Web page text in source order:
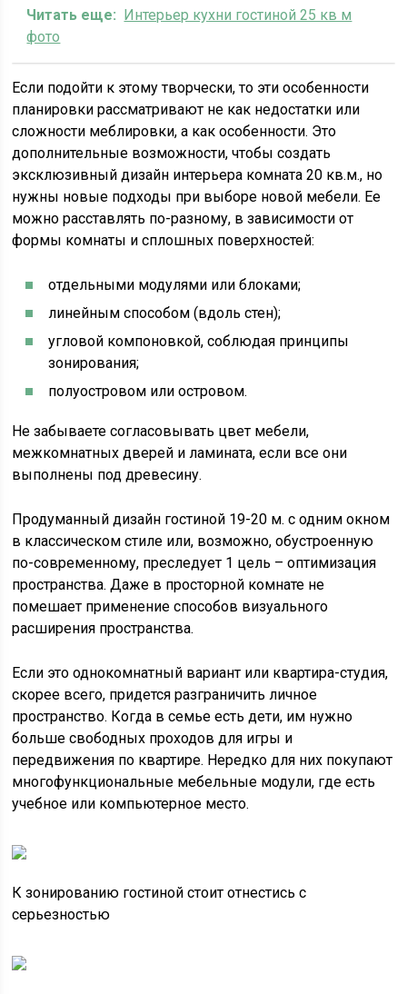
Читать еще: Интерьер кухни гостиной 25 кв м
фото
Если подойти к этому творчески, то эти особенности
планировки рассматривают не как недостатки или
сложности меблировки, а как особенности. Это
дополнительные возможности, чтобы создать
эксклюзивный дизайн интерьера комната 20 кв.м., но
нужны новые подходы при выборе новой мебели. Ее
можно расставлять по-разному, в зависимости от
формы комнаты и сплошных поверхностей:
отдельными модулями или блоками;
линейным способом (вдоль стен);
угловой компоновкой, соблюдая принципы
зонирования;
полуостровом или островом.
Не забываете согласовывать цвет мебели,
межкомнатных дверей и ламината, если все они
выполнены под древесину.
Продуманный дизайн гостиной 19-20 м. с одним окном
в классическом стиле или, возможно, обустроенную
по-современному, преследует 1 цель – оптимизация
пространства. Даже в просторной комнате не
помешает применение способов визуального
расширения пространства.
Если это однокомнатный вариант или квартира-студия,
скорее всего, придется разграничить личное
пространство. Когда в семье есть дети, им нужно
больше свободных проходов для игры и
передвижения по квартире. Нередко для них покупают
многофункциональные мебельные модули, где есть
учебное или компьютерное место.
К зонированию гостиной стоит отнестись с
серьезностью